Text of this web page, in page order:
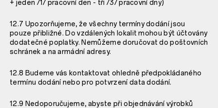
+ jeden /1/ pracovní den - tři /3/ pracovní dny)
12.7 Upozorňujeme, že všechny termíny dodání jsou
pouze přibližné. Do vzdálených lokalit mohou být účtovány
dodatečné poplatky. Nemůžeme doručovat do poštovních
schránek a na armádní adresy.
12.8 Budeme vás kontaktovat ohledně předpokládaného
termínu dodání nebo pro potvrzení data dodání.
12.9 Nedoporučujeme, abyste při objednávání výrobků